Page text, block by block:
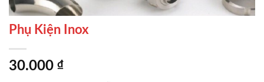
Phụ Kiện Inox
30.000 ₫